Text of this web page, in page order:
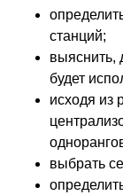
станций;
выяснить,
будет
исходя из
выбрать